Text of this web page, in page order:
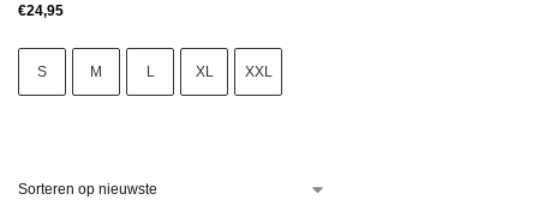
€24,95
S M L XL XXL